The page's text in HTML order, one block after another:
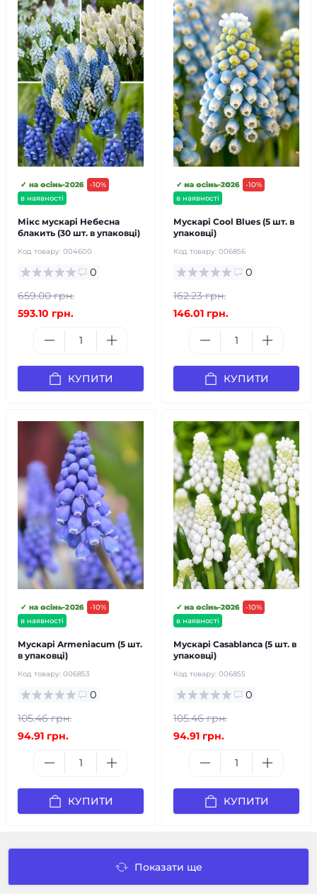
-10%
в наявності
✓ на осінь-2026
Мікс мускарі Небесна
блакить (30 шт. в упаковці)
Код товару: 004600
0
659.00 грн.
593.10 грн.
КУПИТИ
-10%
в наявності
✓ на осінь-2026
Мускарі Cool Blues (5 шт. в
упаковці)
Код товару: 006856
0
162.23 грн.
146.01 грн.
КУПИТИ
-10%
в наявності
✓ на осінь-2026
Мускарі Armeniacum (5 шт.
в упаковці)
Код товару: 006853
0
105.46 грн.
94.91 грн.
КУПИТИ
-10%
в наявності
✓ на осінь-2026
Мускарі Casablanca (5 шт. в
упаковці)
Код товару: 006855
0
105.46 грн.
94.91 грн.
КУПИТИ
Показати ще